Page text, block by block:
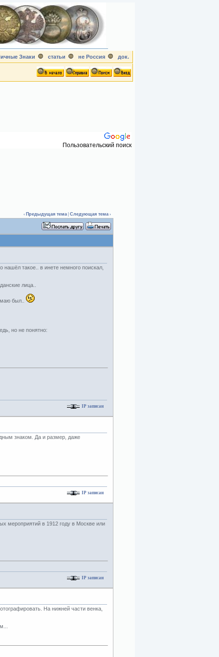
Знаки статьи не Россия док.
Пользовательский поиск
‹ Предыдущая тема Следующая тема ›
такое.. в инете немного поискал,
лица..
был..
но не понятно:
IP записан
знаком. Да и размер, даже
IP записан
мероприятий в 1912 году в Москве или
IP записан
На нижней части венка,